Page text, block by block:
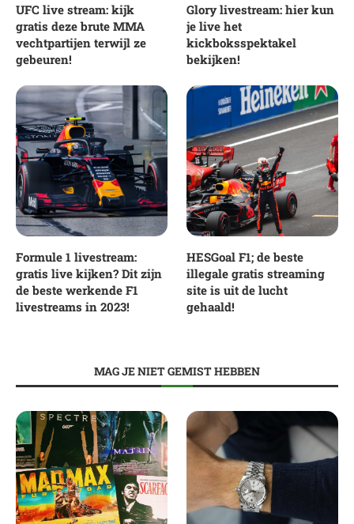
UFC live stream: kijk
gratis deze brute MMA
vechtpartijen terwijl ze
gebeuren!
Glory livestream: hier kun
je live het
kickboksspektakel
bekijken!
Formule 1 livestream:
gratis live kijken? Dit zijn
de beste werkende F1
livestreams in 2023!
HESGoal F1; de beste
illegale gratis streaming
site is uit de lucht
gehaald!
MAG JE NIET GEMIST HEBBEN